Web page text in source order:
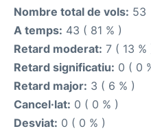
Nombre total de vols: 53
A temps: 43 ( 81 % )
Retard moderat: 7 ( 13 %
Retard significatiu: 0 ( 0
Retard major: 3 ( 6 % )
Cancel·lat: 0 ( 0 % )
Desviat: 0 ( 0 % )